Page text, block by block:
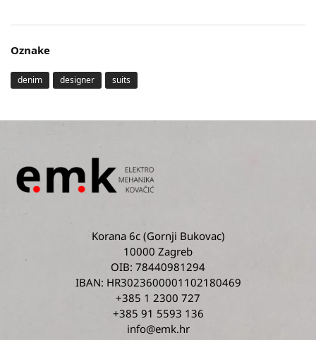
Oznake
denim designer suits
Korana 6c(Gornji Bukovac)
10000 Zagreb
OIB: 78440981294
IBAN: HR3023600001102180469
+385 1 2300 727
+385 91 5593 136
info@emk.hr